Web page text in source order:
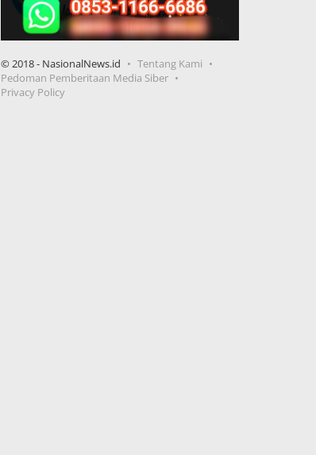
© 2018 - NasionalNews.id
Tentang Kami
Pedoman Pemberitaan Media Siber
Privacy Policy